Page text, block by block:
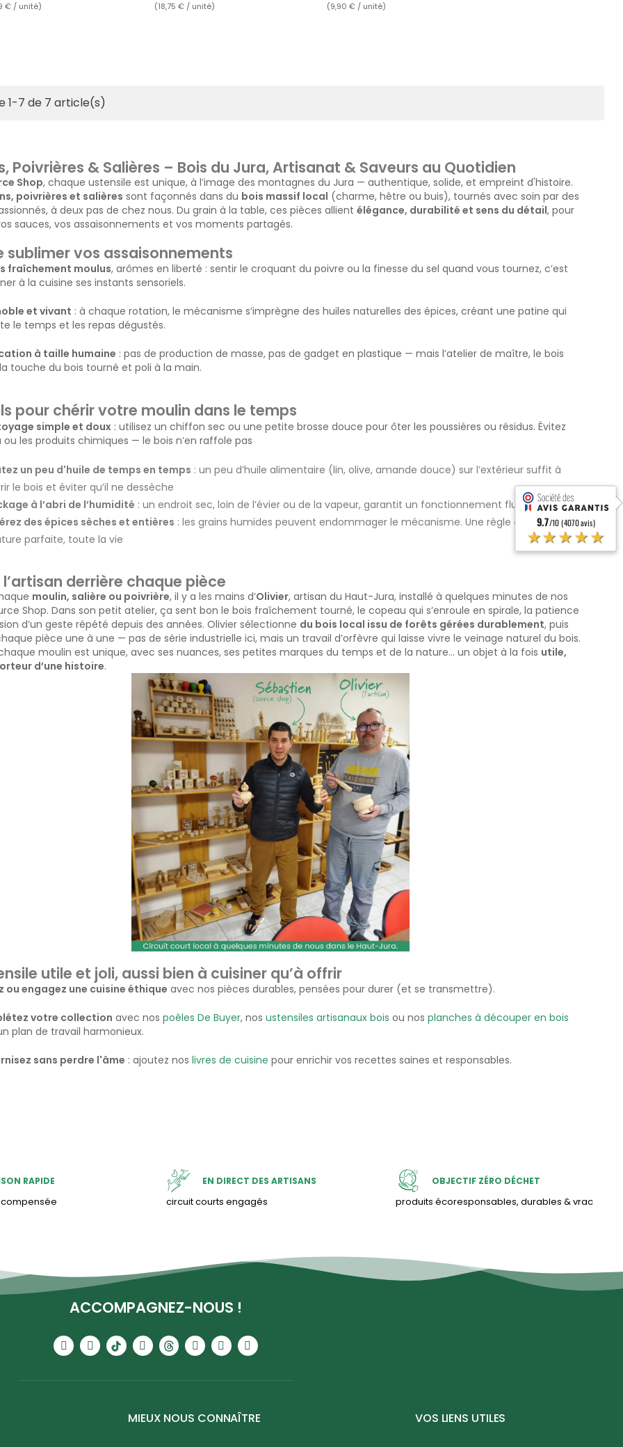
€ / unité) (18,75 € / unité) (9,90 € / unité)
1-7 de 7 article(s)
Poivrières & Salières – Bois du Jura, Artisanat & Saveurs au Quotidien
Shop, chaque ustensile est unique, à l’image des montagnes du Jura — authentique, solide, et empreint d'histoire.
poivrières et salières sont façonnés dans du bois massif local (charme, hêtre ou buis), tournés avec soin par des
à deux pas de chez nous. Du grain à la table, ces pièces allient élégance, durabilité et sens du détail, pour
sauces, vos assaisonnements et vos moments partagés.
sublimer vos assaisonnements
fraîchement moulus, arômes en liberté : sentir le croquant du poivre ou la finesse du sel quand vous tournez, c’est
à la cuisine ses instants sensoriels.
et vivant : à chaque rotation, le mécanisme s’imprègne des huiles naturelles des épices, créant une patine qui
le temps et les repas dégustés.
à taille humaine : pas de production de masse, pas de gadget en plastique — mais l’atelier de maître, le bois
touche du bois tourné et poli à la main.
pour chérir votre moulin dans le temps
simple et doux : utilisez un chiffon sec ou une petite brosse douce pour ôter les poussières ou résidus. Évitez
ou les produits chimiques — le bois n’en raffole pas
un peu d'huile de temps en temps : un peu d’huile alimentaire (lin, olive, amande douce) sur l’extérieur suffit à
le bois et éviter qu’il ne dessèche
à l’abri de l’humidité : un endroit sec, loin de l’évier ou de la vapeur, garantit un fonctionnement fluide et régulier
des épices sèches et entières : les grains humides peuvent endommager le mécanisme. Une règle d’or pour une
parfaite, toute la vie
l’artisan derrière chaque pièce
moulin, salière ou poivrière, il y a les mains d’Olivier, artisan du Haut-Jura, installé à quelques minutes de nos
Shop. Dans son petit atelier, ça sent bon le bois fraîchement tourné, le copeau qui s’enroule en spirale, la patience
d’un geste répété depuis des années. Olivier sélectionne du bois local issu de forêts gérées durablement, puis
pièce une à une — pas de série industrielle ici, mais un travail d’orfèvre qui laisse vivre le veinage naturel du bois.
moulin est unique, avec ses nuances, ses petites marques du temps et de la nature… un objet à la fois utile,
d’une histoire.
utile et joli, aussi bien à cuisiner qu’à offrir
ou engagez une cuisine éthique avec nos pièces durables, pensées pour durer (et se transmettre).
votre collection avec nos poêles De Buyer, nos ustensiles artisanaux bois ou nos planches à découper en bois
plan de travail harmonieux.
sans perdre l'âme : ajoutez nos livres de cuisine pour enrichir vos recettes saines et responsables.
RAPIDE EN DIRECT DES ARTISANS
circuit courts engagés
OBJECTIF ZÉRO DÉCHET
produits écoresponsables, durables & vrac
ACCOMPAGNEZ-NOUS !
MIEUX NOUS CONNAÎTRE VOS LIENS UTILES
9.7/10 (4070 avis)
★★★★★